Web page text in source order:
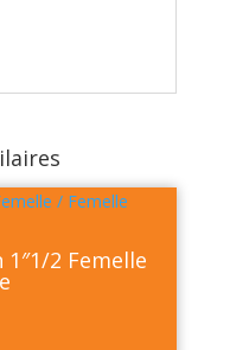
2 Femelle